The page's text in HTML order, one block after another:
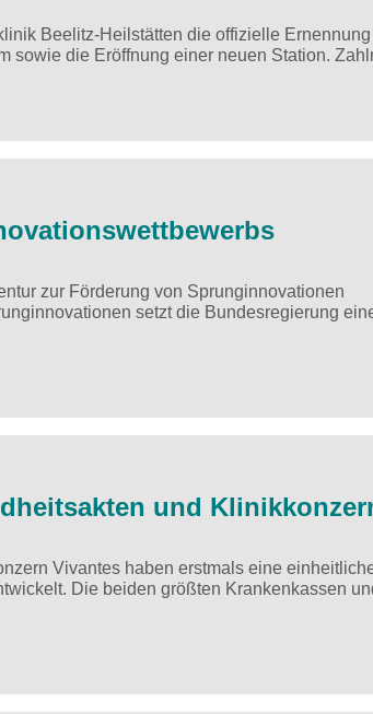
Beelitz-Heilstätten die offizielle
sowie die Eröffnung einer neuen Station.
zur Förderung von Sprunginnovationen
setzt die Bundesregierung
und
Vivantes haben erstmals eine
Die beiden größten Krankenkassen